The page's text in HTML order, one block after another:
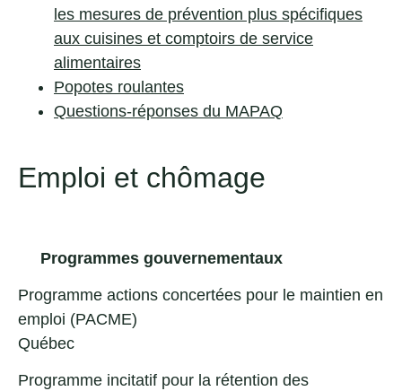
les mesures de prévention plus spécifiques
aux cuisines et comptoirs de service
alimentaires
Popotes roulantes
Questions-réponses du MAPAQ
Emploi et chômage
Programmes gouvernementaux
Programme actions concertées pour le maintien en
emploi (PACME)
Québec
Programme incitatif pour la rétention des